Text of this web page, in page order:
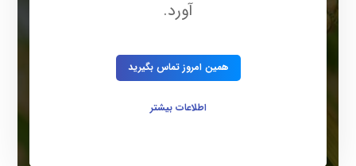
آورد.
همین امروز تماس بگیرید
اطلاعات بیشتر